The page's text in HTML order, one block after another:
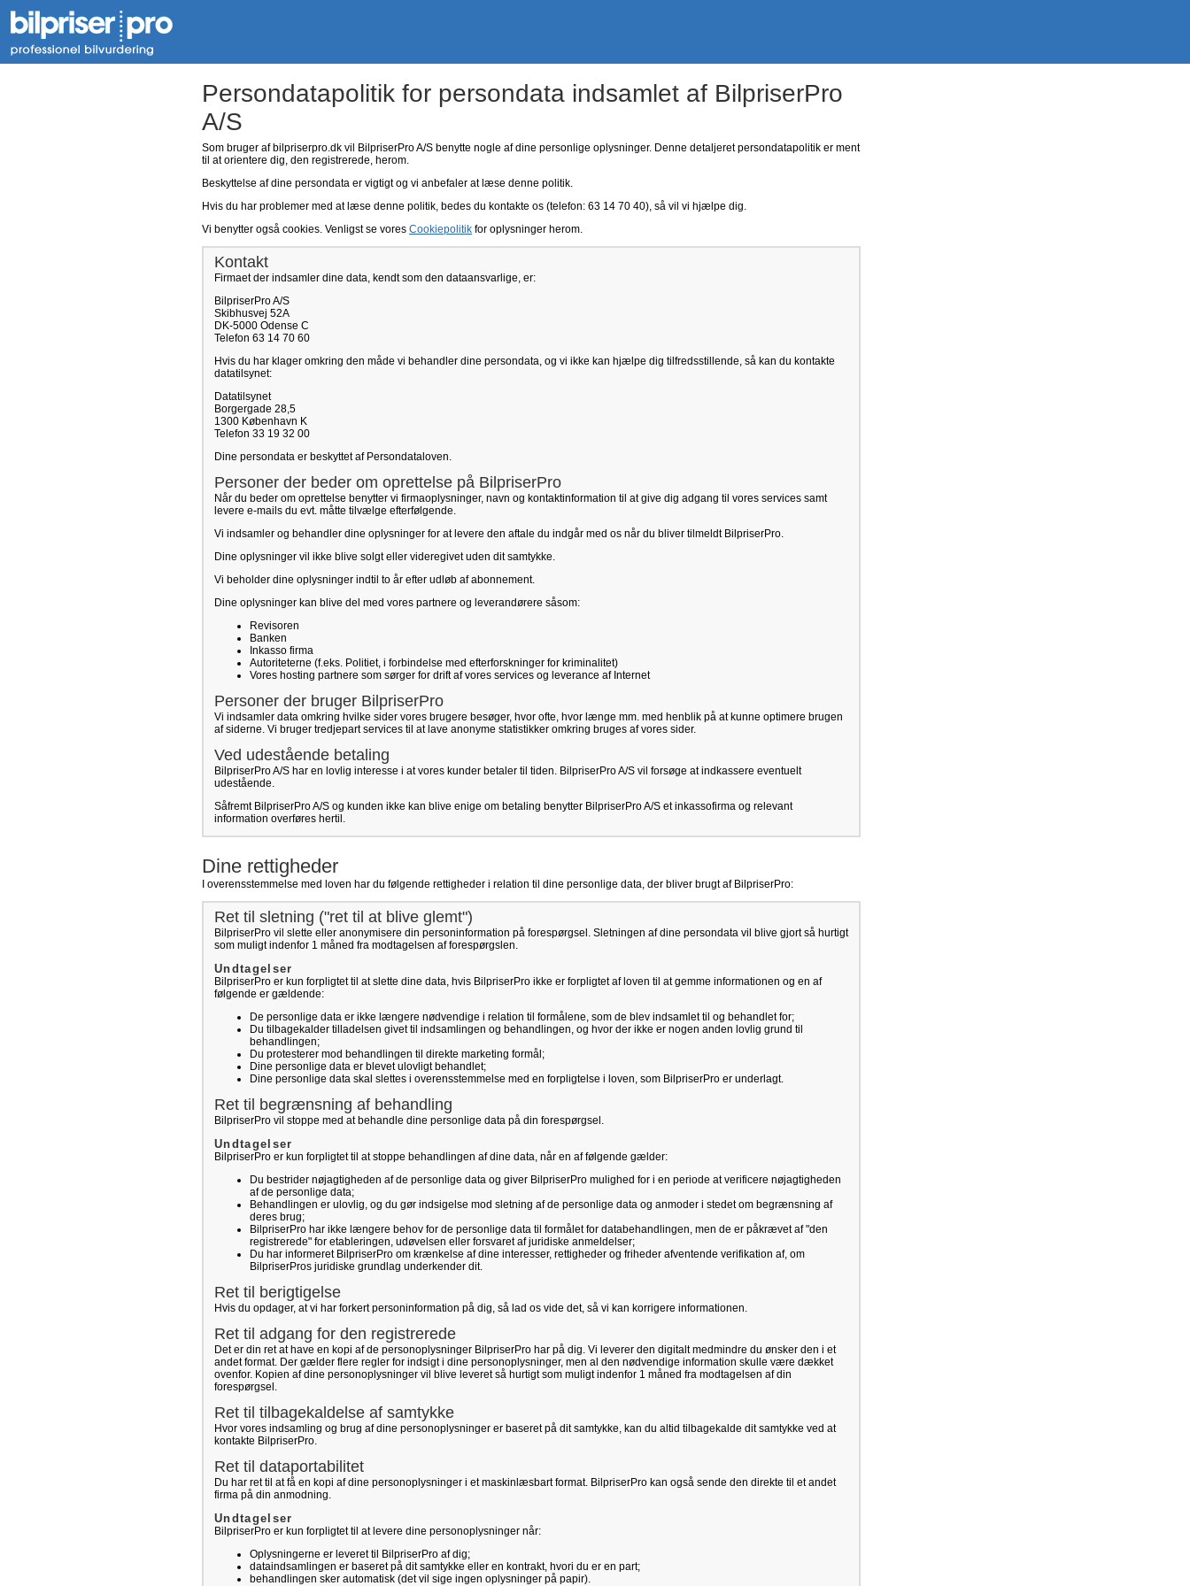
Persondatapolitik for persondata indsamlet af BilpriserPro
A/S
Som bruger af bilpriserpro.dk vil BilpriserPro A/S benytte nogle af dine personlige oplysninger. Denne detaljeret persondatapolitik er ment
til at orientere dig, den registrerede, herom.
Beskyttelse af dine persondata er vigtigt og vi anbefaler at læse denne politik.
Hvis du har problemer med at læse denne politik, bedes du kontakte os (telefon: 63 14 70 40), så vil vi hjælpe dig.
Vi benytter også cookies. Venligst se vores Cookiepolitik for oplysninger herom.
Kontakt
Firmaet der indsamler dine data, kendt som den dataansvarlige, er:
BilpriserPro A/S
Skibhusvej 52A
DK-5000 Odense C
Telefon 63 14 70 60
Hvis du har klager omkring den måde vi behandler dine persondata, og vi ikke kan hjælpe dig tilfredsstillende, så kan du kontakte
datatilsynet:
Datatilsynet
Borgergade 28,5
1300 København K
Telefon 33 19 32 00
Dine persondata er beskyttet af Persondataloven.
Personer der beder om oprettelse på BilpriserPro
Når du beder om oprettelse benytter vi firmaoplysninger, navn og kontaktinformation til at give dig adgang til vores services samt
levere e-mails du evt. måtte tilvælge efterfølgende.
Vi indsamler og behandler dine oplysninger for at levere den aftale du indgår med os når du bliver tilmeldt BilpriserPro.
Dine oplysninger vil ikke blive solgt eller videregivet uden dit samtykke.
Vi beholder dine oplysninger indtil to år efter udløb af abonnement.
Dine oplysninger kan blive del med vores partnere og leverandørere såsom:
Revisoren
Banken
Inkasso firma
Autoriteterne (f.eks. Politiet, i forbindelse med efterforskninger for kriminalitet)
Vores hosting partnere som sørger for drift af vores services og leverance af Internet
Personer der bruger BilpriserPro
Vi indsamler data omkring hvilke sider vores brugere besøger, hvor ofte, hvor længe mm. med henblik på at kunne optimere brugen
af siderne. Vi bruger tredjepart services til at lave anonyme statistikker omkring bruges af vores sider.
Ved udestående betaling
BilpriserPro A/S har en lovlig interesse i at vores kunder betaler til tiden. BilpriserPro A/S vil forsøge at indkassere eventuelt
udestående.
Såfremt BilpriserPro A/S og kunden ikke kan blive enige om betaling benytter BilpriserPro A/S et inkassofirma og relevant
information overføres hertil.
Dine rettigheder
I overensstemmelse med loven har du følgende rettigheder i relation til dine personlige data, der bliver brugt af BilpriserPro:
Ret til sletning ("ret til at blive glemt")
BilpriserPro vil slette eller anonymisere din personinformation på forespørgsel. Sletningen af dine persondata vil blive gjort så hurtigt
som muligt indenfor 1 måned fra modtagelsen af forespørgslen.
Undtagelser
BilpriserPro er kun forpligtet til at slette dine data, hvis BilpriserPro ikke er forpligtet af loven til at gemme informationen og en af
følgende er gældende:
De personlige data er ikke længere nødvendige i relation til formålene, som de blev indsamlet til og behandlet for;
Du tilbagekalder tilladelsen givet til indsamlingen og behandlingen, og hvor der ikke er nogen anden lovlig grund til
behandlingen;
Du protesterer mod behandlingen til direkte marketing formål;
Dine personlige data er blevet ulovligt behandlet;
Dine personlige data skal slettes i overensstemmelse med en forpligtelse i loven, som BilpriserPro er underlagt.
Ret til begrænsning af behandling
BilpriserPro vil stoppe med at behandle dine personlige data på din forespørgsel.
Undtagelser
BilpriserPro er kun forpligtet til at stoppe behandlingen af dine data, når en af følgende gælder:
Du bestrider nøjagtigheden af de personlige data og giver BilpriserPro mulighed for i en periode at verificere nøjagtigheden
af de personlige data;
Behandlingen er ulovlig, og du gør indsigelse mod sletning af de personlige data og anmoder i stedet om begrænsning af
deres brug;
BilpriserPro har ikke længere behov for de personlige data til formålet for databehandlingen, men de er påkrævet af "den
registrerede" for etableringen, udøvelsen eller forsvaret af juridiske anmeldelser;
Du har informeret BilpriserPro om krænkelse af dine interesser, rettigheder og friheder afventende verifikation af, om
BilpriserPros juridiske grundlag underkender dit.
Ret til berigtigelse
Hvis du opdager, at vi har forkert personinformation på dig, så lad os vide det, så vi kan korrigere informationen.
Ret til adgang for den registrerede
Det er din ret at have en kopi af de personoplysninger BilpriserPro har på dig. Vi leverer den digitalt medmindre du ønsker den i et
andet format. Der gælder flere regler for indsigt i dine personoplysninger, men al den nødvendige information skulle være dækket
ovenfor. Kopien af dine personoplysninger vil blive leveret så hurtigt som muligt indenfor 1 måned fra modtagelsen af din
forespørgsel.
Ret til tilbagekaldelse af samtykke
Hvor vores indsamling og brug af dine personoplysninger er baseret på dit samtykke, kan du altid tilbagekalde dit samtykke ved at
kontakte BilpriserPro.
Ret til dataportabilitet
Du har ret til at få en kopi af dine personoplysninger i et maskinlæsbart format. BilpriserPro kan også sende den direkte til et andet
firma på din anmodning.
Undtagelser
BilpriserPro er kun forpligtet til at levere dine personoplysninger når:
Oplysningerne er leveret til BilpriserPro af dig;
dataindsamlingen er baseret på dit samtykke eller en kontrakt, hvori du er en part;
behandlingen sker automatisk (det vil sige ingen oplysninger på papir).